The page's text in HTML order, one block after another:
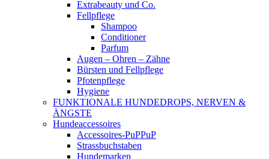
Extrabeauty und Co.
Fellpflege
Shampoo
Conditioner
Parfum
Augen – Ohren – Zähne
Bürsten und Fellpflege
Pfotenpflege
Hygiene
FUNKTIONALE HUNDEDROPS, NERVEN &
ÄNGSTE
Hundeaccessoires
Accessoires-PuPPuP
Strassbuchstaben
Hundemarken